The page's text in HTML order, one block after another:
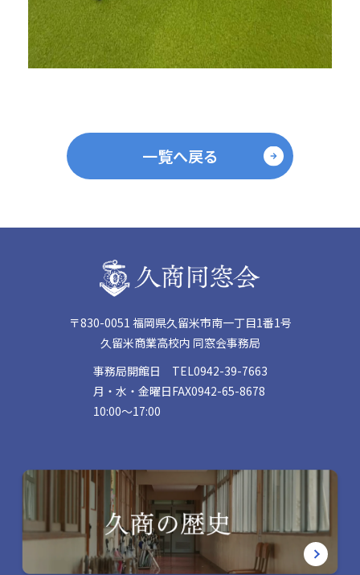
一覧へ戻る
〒830-0051 福岡県久留米市南一丁目1番1号
久留米商業高校内 同窓会事務局
事務局開館日
月・水・金曜日
10:00〜17:00
TEL0942-39-7663
FAX0942-65-8678